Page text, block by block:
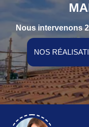
Nous intervenons
NOS